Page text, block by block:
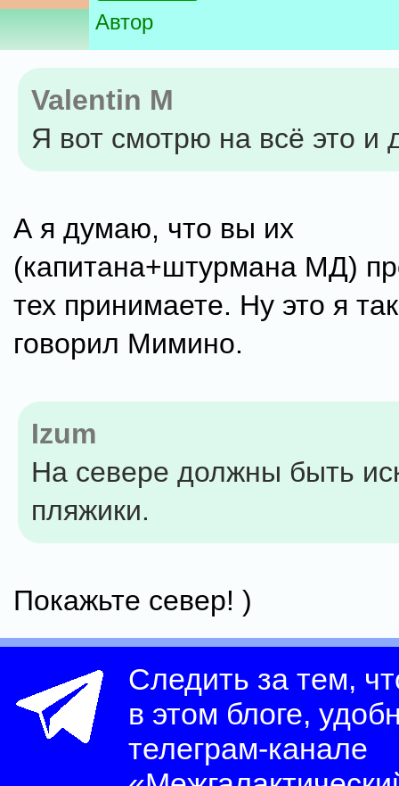
Автор
Valentin M
Я вот смотрю на всё это и
А я думаю, что вы их
(капитана+штурмана МД)
тех принимаете. Ну это я
говорил Мимино.
Izum
На севере должны быть
пляжики.
Покажьте север! )
Следить за тем,
в этом блоге,
телеграм-канале